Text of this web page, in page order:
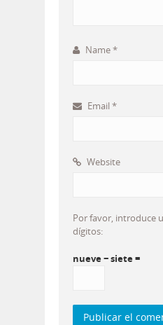
Name*
Email *
Website
Por favor, introduce
dígitos:
nueve − siete =